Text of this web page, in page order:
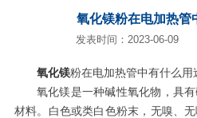
氧化镁粉在电加热管
发表时间：2023-06-09
氧化镁粉在电加热管中有什么用
氧化镁是一种碱性氧化物，具
材料。白色或类白色粉末，无嗅、